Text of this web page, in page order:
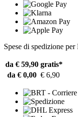
Spese di spedizione per
da € 59,90 gratis*
da € 0,00 € 6,90